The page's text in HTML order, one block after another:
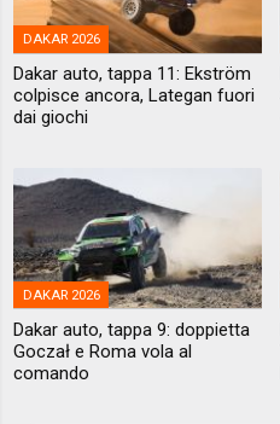
DAKAR 2026
Dakar auto, tappa 11: Ekström
colpisce ancora, Lategan fuori
dai giochi
DAKAR 2026
Dakar auto, tappa 9: doppietta
Goczał e Roma vola al
comando